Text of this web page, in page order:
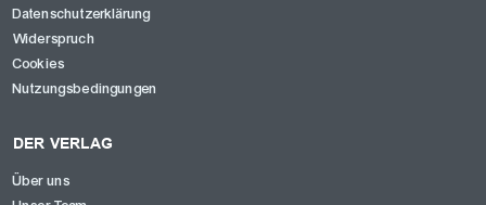
Datenschutzerklärung
Widerspruch
Cookies
Nutzungsbedingungen
DER VERLAG
Über uns